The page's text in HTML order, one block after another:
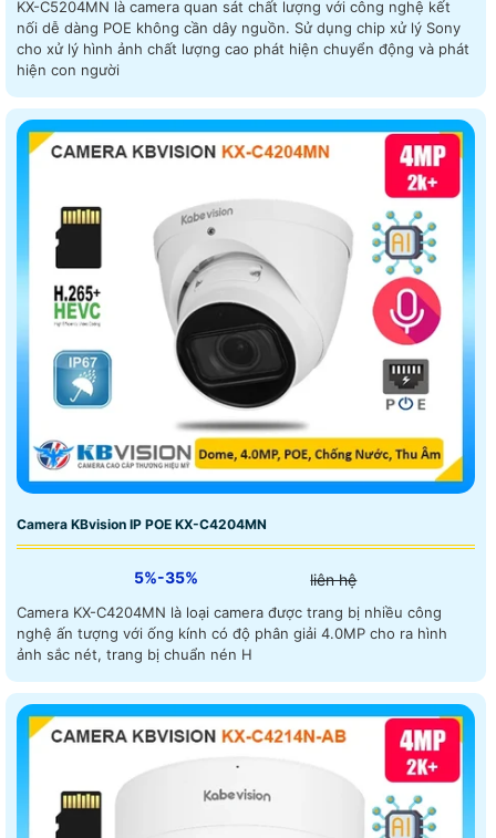
KX-C5204MN là camera quan sát chất lượng với công nghệ kết
nối dễ dàng POE không cần dây nguồn. Sử dụng chip xử lý Sony
cho xử lý hình ảnh chất lượng cao phát hiện chuyển động và phát
hiện con người
Camera KBvision IP POE KX-C4204MN
5%-35% liên hệ
Camera KX-C4204MN là loại camera được trang bị nhiều công
nghệ ấn tượng với ống kính có độ phân giải 4.0MP cho ra hình
ảnh sắc nét, trang bị chuẩn nén H